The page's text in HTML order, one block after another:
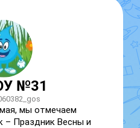
№31
мы отмечаем
– Праздник Весны и